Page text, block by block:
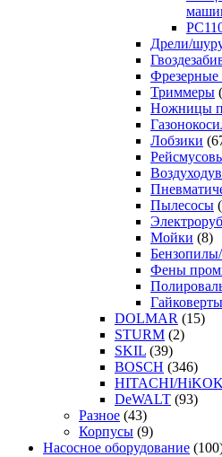
Дрели/
Триммеры
Ножницы
Лобзики
Пылесосы
Мойки (8)
Фены
Гайковерты
DOLMAR (15)
STURM (2)
SKIL (39)
BOSCH (346)
HITACHI/
DeWALT (93)
Разное (43)
Корпусы (9)
Насосное оборудование